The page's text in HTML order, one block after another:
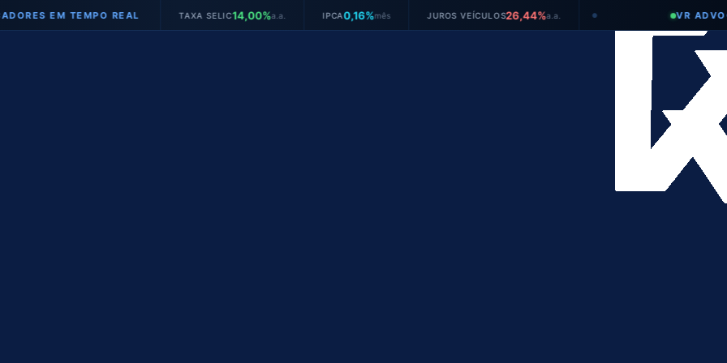
EM TEMPO REAL TAXA SELIC14,00%a.a. IPCA 0,16%mês JUROS VEÍCULOS26,44%a.a. ● VR ADVOGADOS